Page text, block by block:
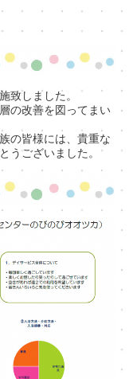
致しました。
の改善を図ってまい
の皆様には、貴重な
うございました。